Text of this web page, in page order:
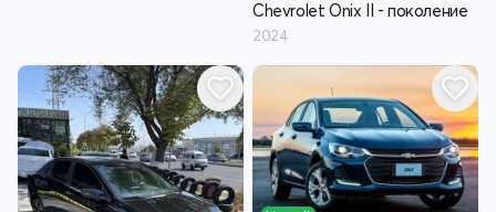
Chevrolet Onix II - поколение
2024